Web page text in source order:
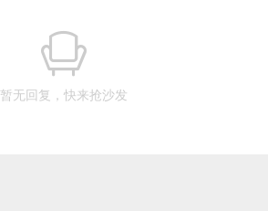
暂无回复，快来抢沙发